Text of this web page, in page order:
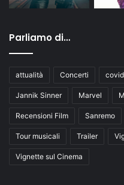
Parliamo di…
attualità Concerti covid
Jannik Sinner Marvel
Recensioni Film Sanremo
Tour musicali Trailer
Vignette sul Cinema